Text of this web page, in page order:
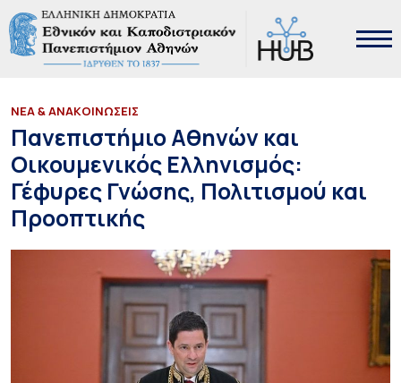
ΝΕΑ & ΑΝΑΚΟΙΝΩΣΕΙΣ
Πανεπιστήμιο Αθηνών και
Οικουμενικός Ελληνισμός:
Γέφυρες Γνώσης, Πολιτισμού και
Προοπτικής